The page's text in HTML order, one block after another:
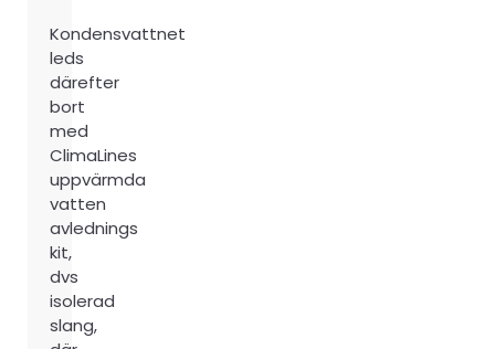
Kondensvattnet
leds
därefter
bort
med
ClimaLines
uppvärmda
vatten
avlednings
kit,
dvs
isolerad
slang,